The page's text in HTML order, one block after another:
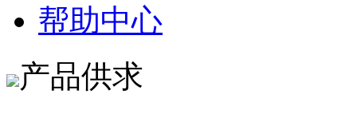
帮助中心
产品供求